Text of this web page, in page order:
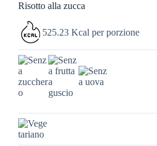
Risotto alla zucca
525.23 Kcal per porzione